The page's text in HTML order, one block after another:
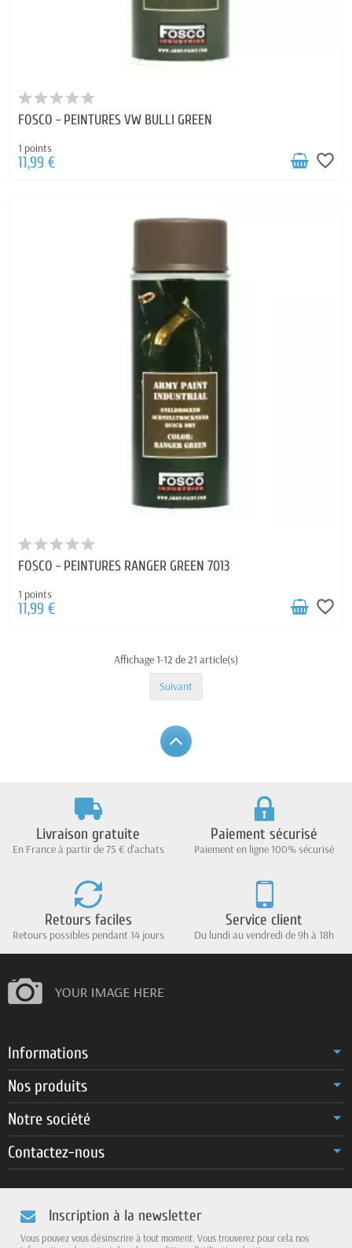
FOSCO - PEINTURES VW BULLI GREEN
1 points
11,99 € favorite_border
FOSCO - PEINTURES RANGER GREEN 7013
1 points
11,99 € favorite_border
Affichage 1-12 de 21 article(s)
Suivant
Livraison gratuite
En France à partir de 75 € d'achats
Paiement sécurisé
Paiement en ligne 100% sécurisé
Retours faciles
Retours possibles pendant 14 jours
Service client
Du lundi au vendredi de 9h à 18h
Informations
Nos produits
Notre société
Contactez-nous
Inscription à la newsletter
Vous pouvez vous désinscrire à tout moment. Vous trouverez pour cela nos